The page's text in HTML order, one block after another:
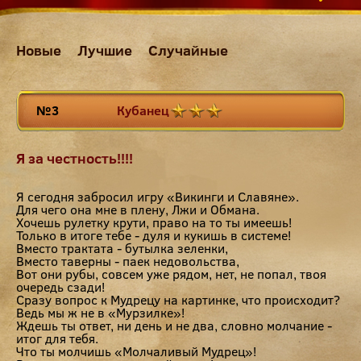
Новые Лучшие Случайные
№3 Кубанец
Я за честность!!!!
Я сегодня забросил игру «Викинги и Славяне».
Для чего она мне в плену, Лжи и Обмана.
Хочешь рулетку крути, право на то ты имеешь!
Только в итоге тебе - дуля и кукишь в системе!
Вместо трактата - бутылка зеленки,
Вместо таверны - паек недовольства,
Вот они рубы, совсем уже рядом, нет, не попал, твоя
очередь сзади!
Сразу вопрос к Мудрецу на картинке, что происходит?
Ведь мы ж не в «Мурзилке»!
Ждешь ты ответ, ни день и не два, словно молчание -
итог для тебя.
Что ты молчишь «Молчаливый Мудрец»!